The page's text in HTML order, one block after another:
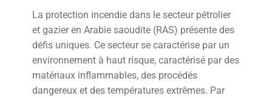
La protection incendie dans le secteur pétrolier
et gazier en Arabie saoudite (RAS) présente des
défis uniques. Ce secteur se caractérise par un
environnement à haut risque, caractérisé par des
matériaux inflammables, des procédés
dangereux et des températures extrêmes. Par